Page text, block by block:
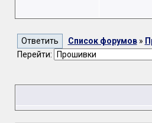
Список форумов»
Перейти: